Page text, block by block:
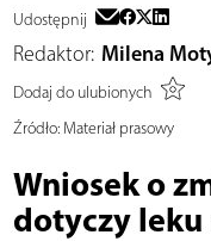
Udostępnij
Redaktor: Milena
Dodaj do ulubionych
Źródło:Materiał prasowy
Wniosek o
dotyczy leku